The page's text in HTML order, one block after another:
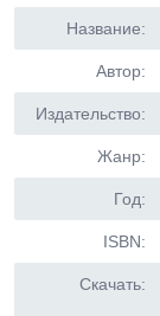
Название:
Автор:
Издательство:
Жанр:
Год:
ISBN:
Скачать: